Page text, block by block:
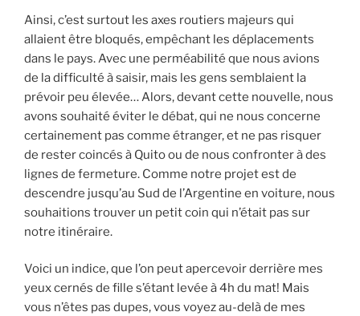
Ainsi, c’est surtout les axes routiers majeurs qui
allaient être bloqués, empêchant les déplacements
dans le pays. Avec une perméabilité que nous avions
de la difficulté à saisir, mais les gens semblaient la
prévoir peu élevée… Alors, devant cette nouvelle, nous
avons souhaité éviter le débat, qui ne nous concerne
certainement pas comme étranger, et ne pas risquer
de rester coincés à Quito ou de nous confronter à des
lignes de fermeture. Comme notre projet est de
descendre jusqu’au Sud de l’Argentine en voiture, nous
souhaitions trouver un petit coin qui n’était pas sur
notre itinéraire.
Voici un indice, que l’on peut apercevoir derrière mes
yeux cernés de fille s’étant levée à 4h du mat! Mais
vous n’êtes pas dupes, vous voyez au-delà de mes